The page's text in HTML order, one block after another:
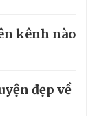
kênh nào
đẹp về